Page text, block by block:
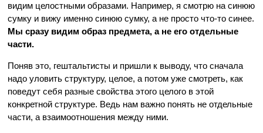
видим целостными образами. Например, я смотрю на синюю
сумку и вижу именно синюю сумку, а не просто что-то синее.
Мы сразу видим образ предмета, а не его отдельные
части.
Поняв это, гештальтисты и пришли к выводу, что сначала
надо уловить структуру, целое, а потом уже смотреть, как
поведут себя разные свойства этого целого в этой
конкретной структуре. Ведь нам важно понять не отдельные
части, а взаимоотношения между ними.